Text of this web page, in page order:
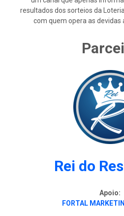
resultados dos sorteios da
com quem opera as devidas
Rei do
Apoio:
FORTAL